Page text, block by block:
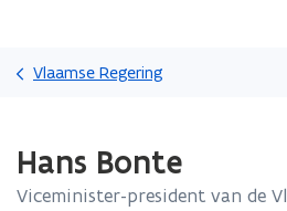
Vlaamse Regering
met
laden.Hans Bonte
Viceminister-president van de